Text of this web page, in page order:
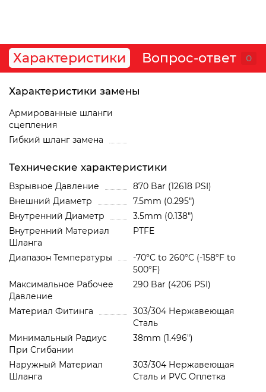
Характеристики Вопрос-ответ 0
Характеристики замены
Армированные шланги
сцепления
Гибкий шланг замена
Технические характеристики
Взрывное Давление
870 Bar (12618 PSI)
Внешний Диаметр
7.5mm (0.295")
Внутренний Диаметр
3.5mm (0.138")
Внутренний Материал
Шланга
PTFE
Диапазон Температуры
-70°C to 260°C (-158°F to
500°F)
Максимальное Рабочее
Давление
290 Bar (4206 PSI)
Материал Фитинга
303/304 Нержавеющая
Сталь
Минимальный Радиус
При Сгибании
38mm (1.496")
Наружный Материал
Шланга
303/304 Нержавеющая
Сталь и PVC Oплетка